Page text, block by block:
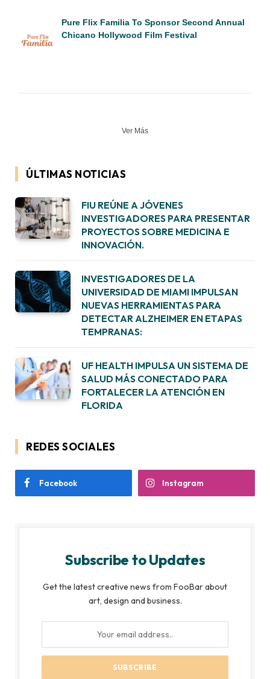
Pure Flix Familia To Sponsor Second Annual
Chicano Hollywood Film Festival
Ver Más
ÚLTIMAS NOTICIAS
FIU REÚNE A JÓVENES
INVESTIGADORES PARA PRESENTAR
PROYECTOS SOBRE MEDICINA E
INNOVACIÓN.
INVESTIGADORES DE LA
UNIVERSIDAD DE MIAMI IMPULSAN
NUEVAS HERRAMIENTAS PARA
DETECTAR ALZHEIMER EN ETAPAS
TEMPRANAS:
UF HEALTH IMPULSA UN SISTEMA DE
SALUD MÁS CONECTADO PARA
FORTALECER LA ATENCIÓN EN
FLORIDA
REDES SOCIALES
Facebook Instagram
Subscribe to Updates
Get the latest creative news from FooBar about
art, design and business.